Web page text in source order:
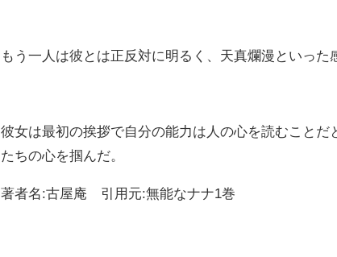
もう一人は彼とは正反対に明るく、天真爛漫といった
彼女は最初の挨拶で自分の能力は人の心を読むこと
たちの心を掴んだ。
著者名:古屋庵 引用元:無能なナナ1巻